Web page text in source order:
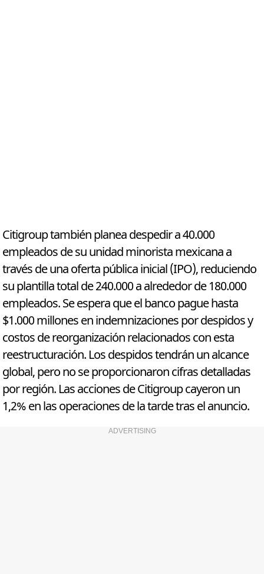
Citigroup también planea despedir a 40.000
empleados de su unidad minorista mexicana a
través de una oferta pública inicial (IPO), reduciendo
su plantilla total de 240.000 a alrededor de 180.000
empleados. Se espera que el banco pague hasta
$1.000 millones en indemnizaciones por despidos y
costos de reorganización relacionados con esta
reestructuración. Los despidos tendrán un alcance
global, pero no se proporcionaron cifras detalladas
por región. Las acciones de Citigroup cayeron un
1,2% en las operaciones de la tarde tras el anuncio.
ADVERTISING